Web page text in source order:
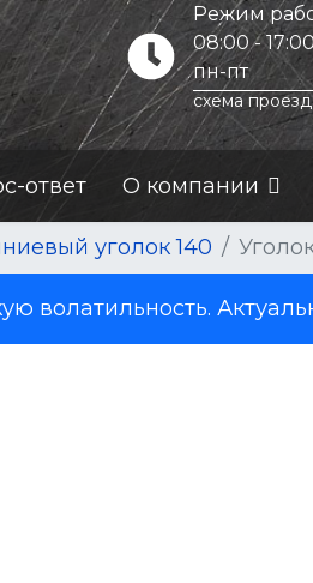
Режим
08:00 -
пн-пт
схема
ответ О компании
уголок 140
волатильность.